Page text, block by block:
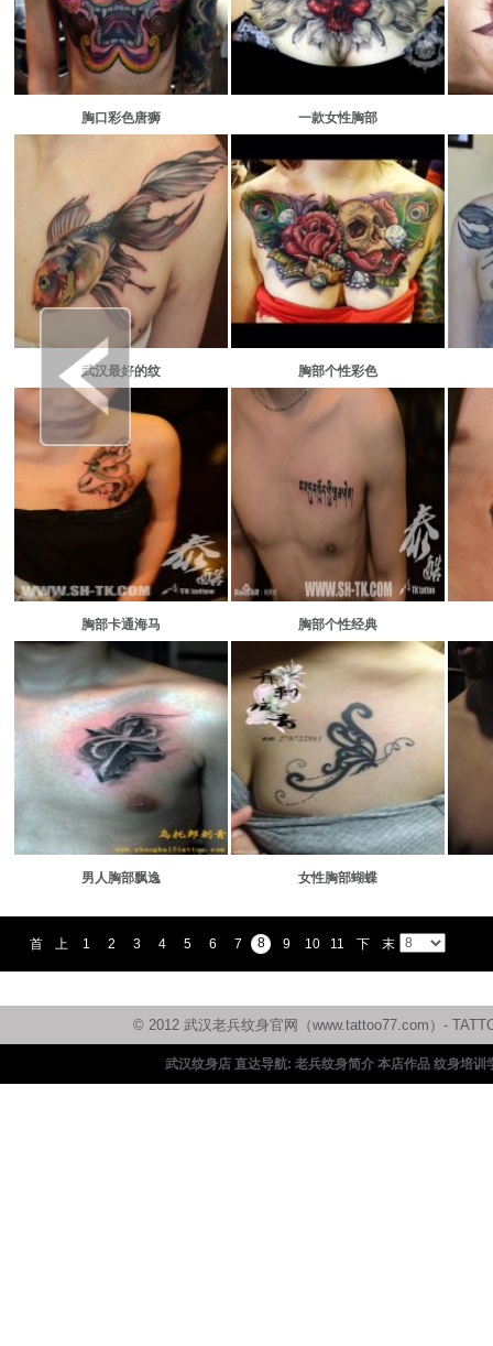
胸口彩色唐狮 一款女性胸部
武汉最好的纹 胸部个性彩色
胸部卡通海马 胸部个性经典
男人胸部飘逸 女性胸部蝴蝶
首
页
上
一
1 2 3 4 5 6 7 8 9 10 11
下
一
末
页
© 2012 武汉老兵纹身官网（www.tattoo77.com）-
武汉纹身店 直达导航: 老兵纹身简介 本店作品 纹身培训